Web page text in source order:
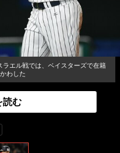
エル戦では、ベイスターズで在籍
わした
読む